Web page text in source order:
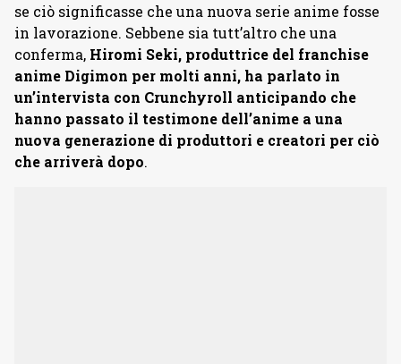
se ciò significasse che una nuova serie anime fosse
in lavorazione. Sebbene sia tutt’altro che una
conferma, Hiromi Seki, produttrice del franchise
anime Digimon per molti anni, ha parlato in
un’intervista con Crunchyroll anticipando che
hanno passato il testimone dell’anime a una
nuova generazione di produttori e creatori per ciò
che arriverà dopo.